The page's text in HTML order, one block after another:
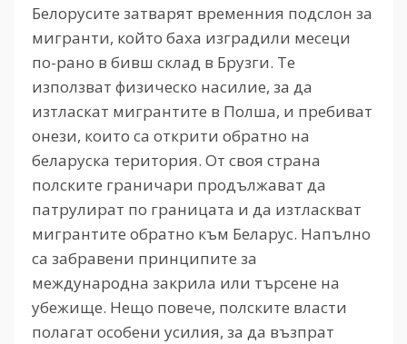
Белорусите затварят временния подслон за
мигранти, който баха изградили месеци
по-рано в бивш склад в Брузги. Те
използват физическо насилие, за да
изтласкат мигрантите в Полша, и пребиват
онези, които са открити обратно на
беларуска територия. От своя страна
полските граничари продължават да
патрулират по границата и да изтласкват
мигрантите обратно към Беларус. Напълно
са забравени принципите за
международна закрила или търсене на
убежище. Нещо повече, полските власти
полагат особени усилия, за да възпрат